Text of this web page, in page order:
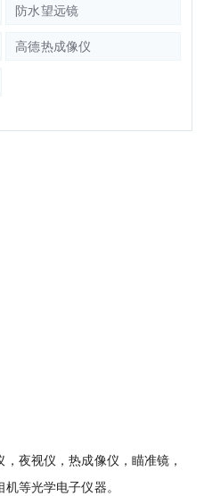
防水望远镜
高德热成像仪
夜视仪，热成像仪，瞄准镜，
等光学电子仪器。